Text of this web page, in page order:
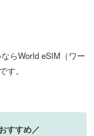
らWorld eSIM（ワー
す。
すすめ／